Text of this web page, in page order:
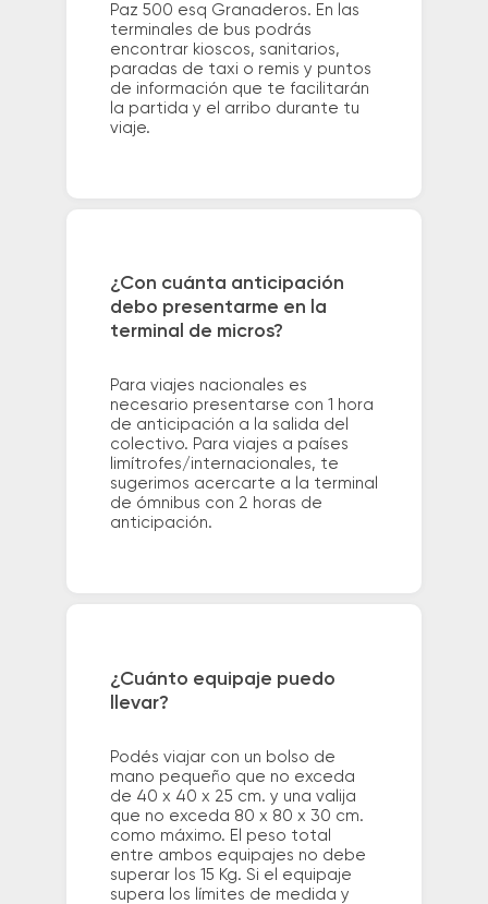
Paz 500 esq Granaderos. En las
terminales de bus podrás
encontrar kioscos, sanitarios,
paradas de taxi o remis y puntos
de información que te facilitarán
la partida y el arribo durante tu
viaje.
¿Con cuánta anticipación
debo presentarme en la
terminal de micros?
Para viajes nacionales es
necesario presentarse con 1 hora
de anticipación a la salida del
colectivo. Para viajes a países
limítrofes/internacionales, te
sugerimos acercarte a la terminal
de ómnibus con 2 horas de
anticipación.
¿Cuánto equipaje puedo
llevar?
Podés viajar con un bolso de
mano pequeño que no exceda
de 40 x 40 x 25 cm. y una valija
que no exceda 80 x 80 x 30 cm.
como máximo. El peso total
entre ambos equipajes no debe
superar los 15 Kg. Si el equipaje
supera los límites de medida y